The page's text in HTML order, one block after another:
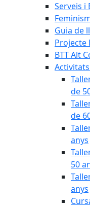
Serveis i
Guia de
Projecte
BTT Alt
de
de
anys
50
anys